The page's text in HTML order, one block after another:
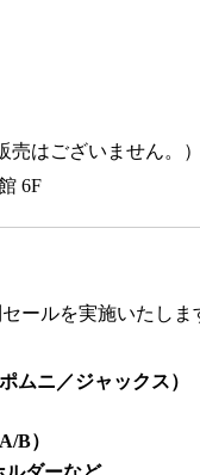
売はございません。
6F
ールを実施いたしま
ムニ／ジャックス）
B）